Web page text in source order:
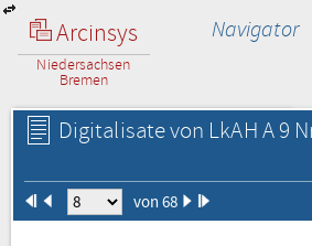
Arcinsys
Niedersachsen
Bremen
Navigator
Digitalisate von LkAH A 9
von 68